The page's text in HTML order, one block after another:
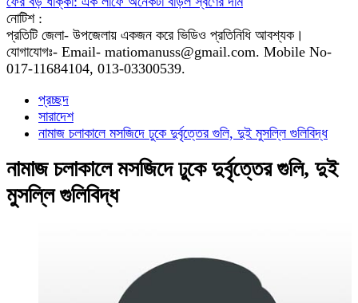
নোটিশ :
প্রতিটি জেলা- উপজেলায় একজন করে ভিডিও প্রতিনিধি আবশ্যক।
যোগাযোগঃ- Email- matiomanuss@gmail.com. Mobile No-
017-11684104, 013-03300539.
প্রচ্ছদ
সারাদেশ
নামাজ চলাকালে মসজিদে ঢুকে দুর্বৃত্তের গুলি, দুই মুসল্লি গুলিবিদ্ধ
নামাজ চলাকালে মসজিদে ঢুকে দুর্বৃত্তের গুলি, দুই
মুসল্লি গুলিবিদ্ধ